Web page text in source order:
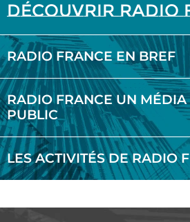
Découvrir Radio
RADIO FRANCE EN BREF
RADIO FRANCE UN MÉDIA
PUBLIC
LES ACTIVITÉS DE RADIO